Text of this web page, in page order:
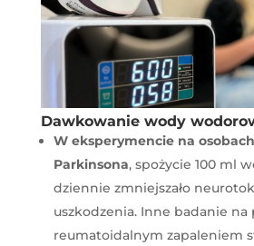
Dawkowanie wody
W eksperymencie na
Parkinsona, spożycie 100 ml
dziennie zmniejszało
uszkodzenia​​. Inne badanie na
reumatoidalnym zapaleniem